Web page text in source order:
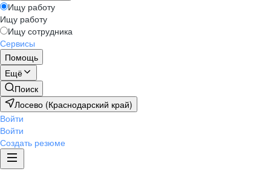
Ищу работу
Ищу работу
Ищу сотрудника
Сервисы
Помощь
Ещё
Поиск
Лосево (Краснодарский край)
Войти
Войти
Создать резюме